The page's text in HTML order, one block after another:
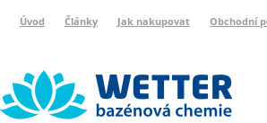
Úvod Články Jak nakupovat Obchodní